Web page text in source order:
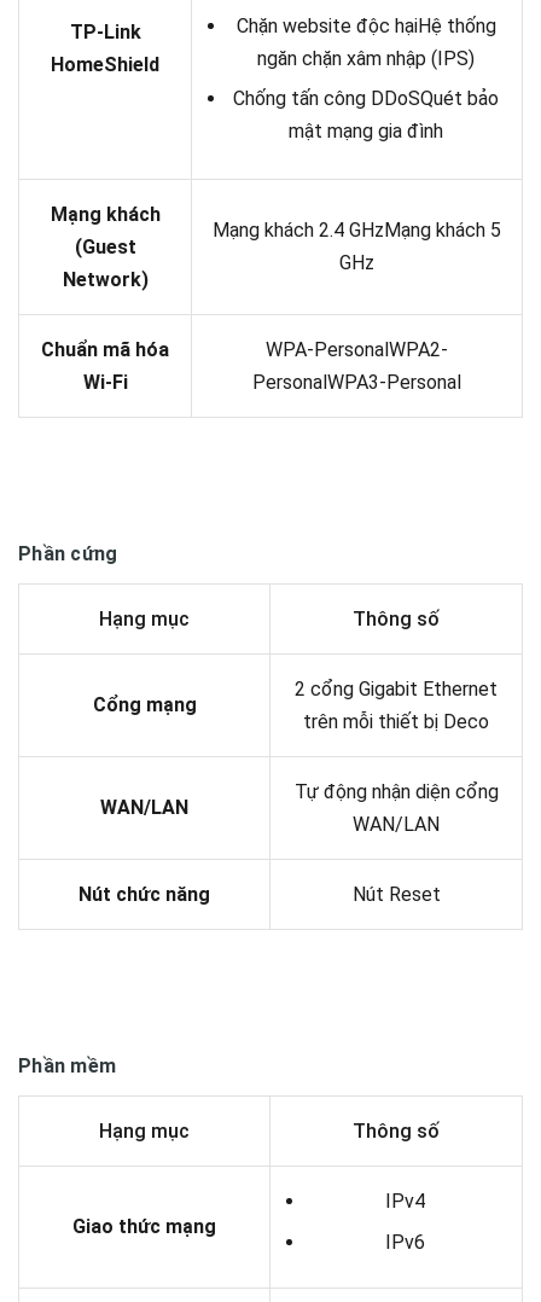
TP-Link
HomeShield
Chặn website độc hạiHệ thống
ngăn chặn xâm nhập (IPS)
Chống tấn công DDoSQuét bảo
mật mạng gia đình
Mạng khách
(Guest
Network)
Mạng khách 2.4 GHzMạng khách 5
GHz
Chuẩn mã hóa
Wi-Fi
WPA-PersonalWPA2-
PersonalWPA3-Personal
Phần cứng
Hạng mục Thông số
Cổng mạng
2 cổng Gigabit Ethernet
trên mỗi thiết bị Deco
WAN/LAN
Tự động nhận diện cổng
WAN/LAN
Nút chức năng Nút Reset
Phần mềm
Hạng mục Thông số
Giao thức mạng
IPv4
IPv6